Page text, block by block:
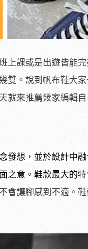
上課或是出遊皆能
雙。說到帆布鞋大
就來推薦幾家編輯自
發想，並於設計中
之意。鞋款最大的特
會讓腳感到不適。